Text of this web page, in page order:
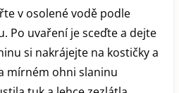
v osolené vodě podle
Po uvaření je sceďte a dejte
si nakrájejte na kostičky a
mírném ohni slaninu